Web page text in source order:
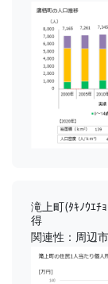
滝上町(ﾀｷﾉｳｴﾁ
得
関連性：周辺